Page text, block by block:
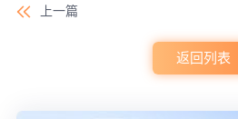
上一篇
返回列表